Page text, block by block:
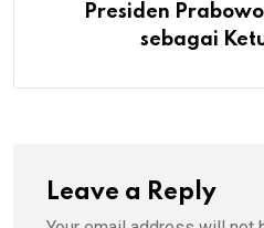
Presiden
sebagai
Leave a Reply